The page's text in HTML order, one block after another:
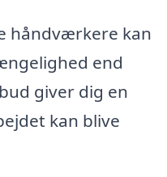
håndværkere kan
end
giver dig en
kan blive